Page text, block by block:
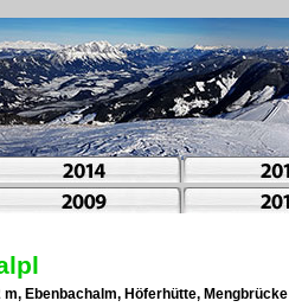
Ebenbachalm, Höferhütte, Mengbrücke